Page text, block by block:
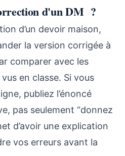
d'un DM ?
d’un devoir maison,
la version corrigée à
comparer avec les
en classe. Si vous
publiez l’énoncé
pas seulement “donnez
d’avoir une explication
vos erreurs avant la